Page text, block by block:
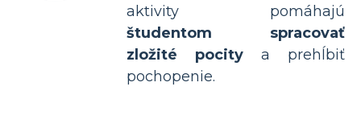
aktivity pomáhajú
študentom spracovať
zložité pocity a prehĺbiť
pochopenie.